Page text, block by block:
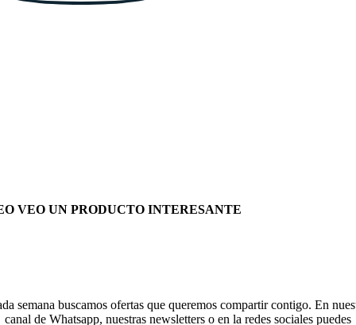
VEO UN PRODUCTO INTERESANTE
semana buscamos ofertas que queremos compartir contigo. En
canal de Whatsapp, nuestras newsletters o en la redes sociales puedes